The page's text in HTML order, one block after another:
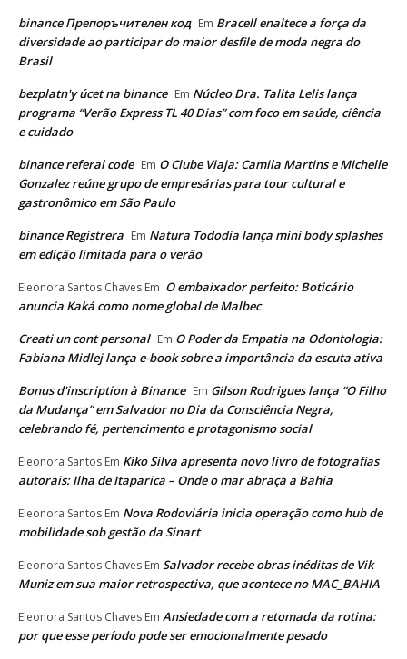
binance Препоръчителен код Em Bracell enaltece a força da
diversidade ao participar do maior desfile de moda negra do
Brasil
bezplatn'y úcet na binance Em Núcleo Dra. Talita Lelis lança
programa “Verão Express TL 40 Dias” com foco em saúde, ciência
e cuidado
binance referal code Em O Clube Viaja: Camila Martins e Michelle
Gonzalez reúne grupo de empresárias para tour cultural e
gastronômico em São Paulo
binance Registrera Em Natura Tododia lança mini body splashes
em edição limitada para o verão
Eleonora Santos Chaves Em O embaixador perfeito: Boticário
anuncia Kaká como nome global de Malbec
Creati un cont personal Em O Poder da Empatia na Odontologia:
Fabiana Midlej lança e-book sobre a importância da escuta ativa
Bonus d'inscription à Binance Em Gilson Rodrigues lança “O Filho
da Mudança” em Salvador no Dia da Consciência Negra,
celebrando fé, pertencimento e protagonismo social
Eleonora Santos Em Kiko Silva apresenta novo livro de fotografias
autorais: Ilha de Itaparica – Onde o mar abraça a Bahia
Eleonora Santos Em Nova Rodoviária inicia operação como hub de
mobilidade sob gestão da Sinart
Eleonora Santos Chaves Em Salvador recebe obras inéditas de Vik
Muniz em sua maior retrospectiva, que acontece no MAC_BAHIA
Eleonora Santos Chaves Em Ansiedade com a retomada da rotina:
por que esse período pode ser emocionalmente pesado